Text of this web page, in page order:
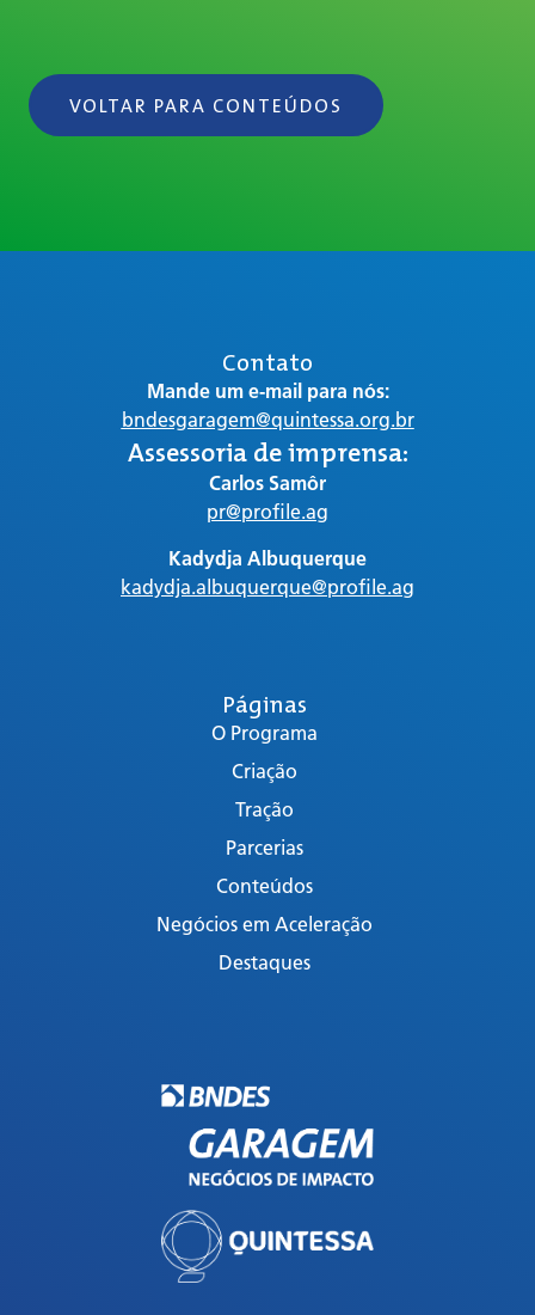
VOLTAR PARA CONTEÚDOS
Páginas
O Programa
Criação
Tração
Parcerias
Conteúdos
Negócios em Aceleração
Destaques
Contato
Mande um e-mail para nós:
bndesgaragem@quintessa.org.br
Assessoria de imprensa:
Carlos Samôr
pr@profile.ag
Kadydja Albuquerque
kadydja.albuquerque@profile.ag